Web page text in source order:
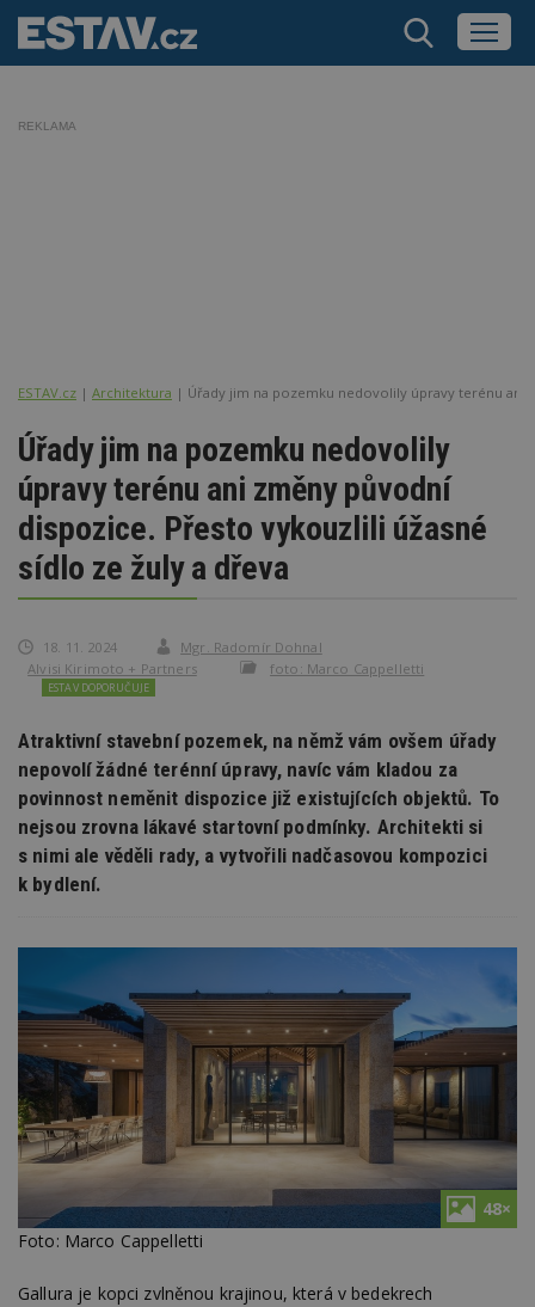
REKLAMA
ESTAV.cz Architektura Úřady jim na pozemku nedovolily úpravy terénu ani
Úřady jim na pozemku nedovolily
úpravy terénu ani změny původní
dispozice. Přesto vykouzlili úžasné
sídlo ze žuly a dřeva
18. 11. 2024
Mgr. Radomír Dohnal
Alvisi Kirimoto + Partners
foto: Marco Cappelletti
ESTAV DOPORUČUJE
Atraktivní stavební pozemek, na němž vám ovšem úřady
nepovolí žádné terénní úpravy, navíc vám kladou za
povinnost neměnit dispozice již existujících objektů. To
nejsou zrovna lákavé startovní podmínky. Architekti si
s nimi ale věděli rady, a vytvořili nadčasovou kompozici
k bydlení.
48×
Foto: Marco Cappelletti
Gallura je kopci zvlněnou krajinou, která v bedekrech